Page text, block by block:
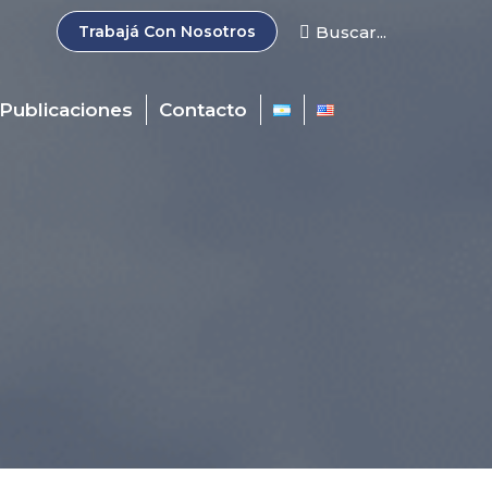
Trabajá Con Nosotros Search:
Buscar...
Publicaciones Contacto